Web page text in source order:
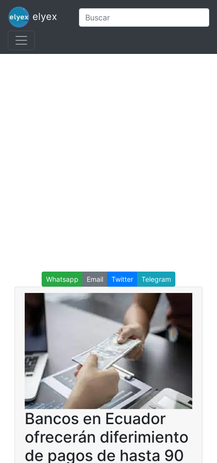
elyex
Whatsapp Email Twitter Telegram
Bancos en Ecuador
ofrecerán diferimiento
de pagos de hasta 90